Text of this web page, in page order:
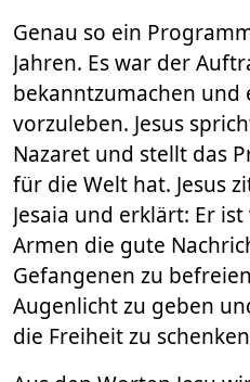
Genau so ein
Jahren. Es war der
bekanntzumachen und
vorzuleben. Jesus
Nazaret und stellt das
für die Welt hat. Jesus
Jesaia und erklärt: Er
Armen die gute
Gefangenen zu
Augenlicht zu geben
die Freiheit zu